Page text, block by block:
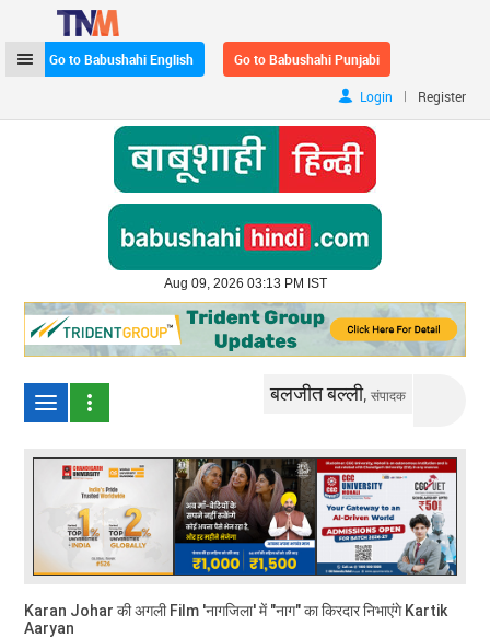
Go to Babushahi English Go to Babushahi Punjabi
Login | Register
Aug 09, 2026 03:13 PM IST
बलजीत बल्ली,संपादक
Karan Johar की अगली Film 'नागजिला' में "नाग" का किरदार निभाएंगे Kartik
Aaryan